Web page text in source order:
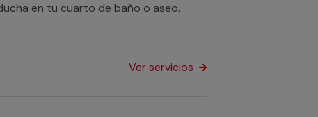
en tu cuarto de baño o aseo.
Ver servicios